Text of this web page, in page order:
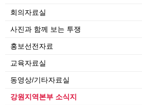
회의자료실
사진과 함께 보는 투쟁
홍보선전자료
교육자료실
동영상/기타자료실
강원지역본부 소식지